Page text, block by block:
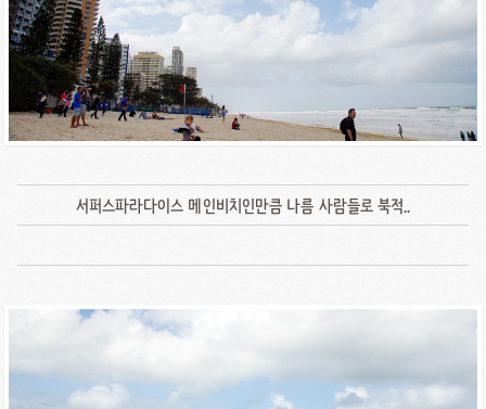
서퍼스파라다이스 메인비치인만큼 나름 사람들로 북적..